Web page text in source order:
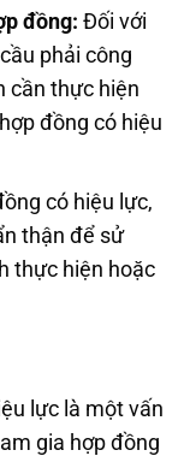
đồng: Đối với
phải công
cần thực hiện
đồng có hiệu
có hiệu lực,
thận để sử
thực hiện hoặc
lực là một vấn
gia hợp đồng